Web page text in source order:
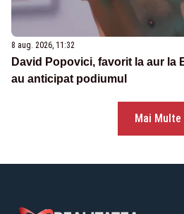
8 aug. 2026, 11:32
David Popovici, favorit la aur la
au anticipat podiumul
Mai Multe